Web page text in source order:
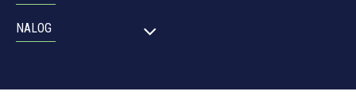
NALOG